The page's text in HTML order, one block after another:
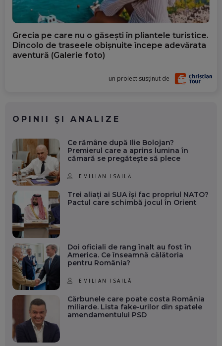
Grecia pe care nu o găsești în pliantele turistice.
Dincolo de traseele obișnuite începe adevărata
aventură (Galerie foto)
un proiect susținut de
OPINII ȘI ANALIZE
Ce rămâne după Ilie Bolojan?
Premierul care a aprins lumina în
cămară se pregătește să plece
EMILIAN ISAILĂ
Trei aliați ai SUA își fac propriul NATO?
Pactul care schimbă jocul în Orient
Doi oficiali de rang înalt au fost în
America. Ce înseamnă călătoria
pentru România?
EMILIAN ISAILĂ
Cărbunele care poate costa România
miliarde. Lista fake-urilor din spatele
amendamentului PSD